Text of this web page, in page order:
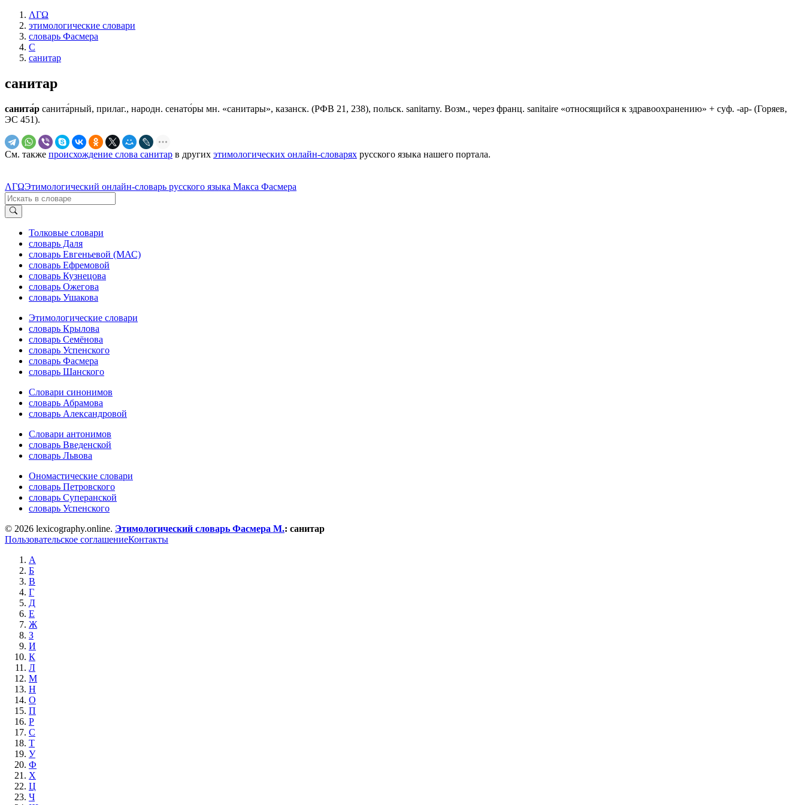
ΛΓΩ
этимологические словари
словарь Фасмера
С
санитар
санитар
санита́р санита́рный, прилаг., народн. сенато́ры мн. «санитары», казанск. (РФВ 21, 238), польск. sanitarny. Возм., через франц. sanitaire «относящийся к здравоохранению» + суф. -ар- (Горяев,
ЭС 451).
См. также происхождение слова санитар в других этимологических онлайн-словарях русского языка нашего портала.
ΛΓΩЭтимологический онлайн-словарь русского языка Макса Фасмера
Толковые словари
словарь Даля
словарь Евгеньевой (МАС)
словарь Ефремовой
словарь Кузнецова
словарь Ожегова
словарь Ушакова
Этимологические словари
словарь Крылова
словарь Семёнова
словарь Успенского
словарь Фасмера
словарь Шанского
Словари синонимов
словарь Абрамова
словарь Александровой
Словари антонимов
словарь Введенской
словарь Львова
Ономастические словари
словарь Петровского
словарь Суперанской
словарь Успенского
© 2026 lexicography.online. Этимологический словарь Фасмера М.: санитар
Пользовательское соглашениеКонтакты
А
Б
В
Г
Д
Е
Ж
З
И
К
Л
М
Н
О
П
Р
С
Т
У
Ф
Х
Ц
Ч